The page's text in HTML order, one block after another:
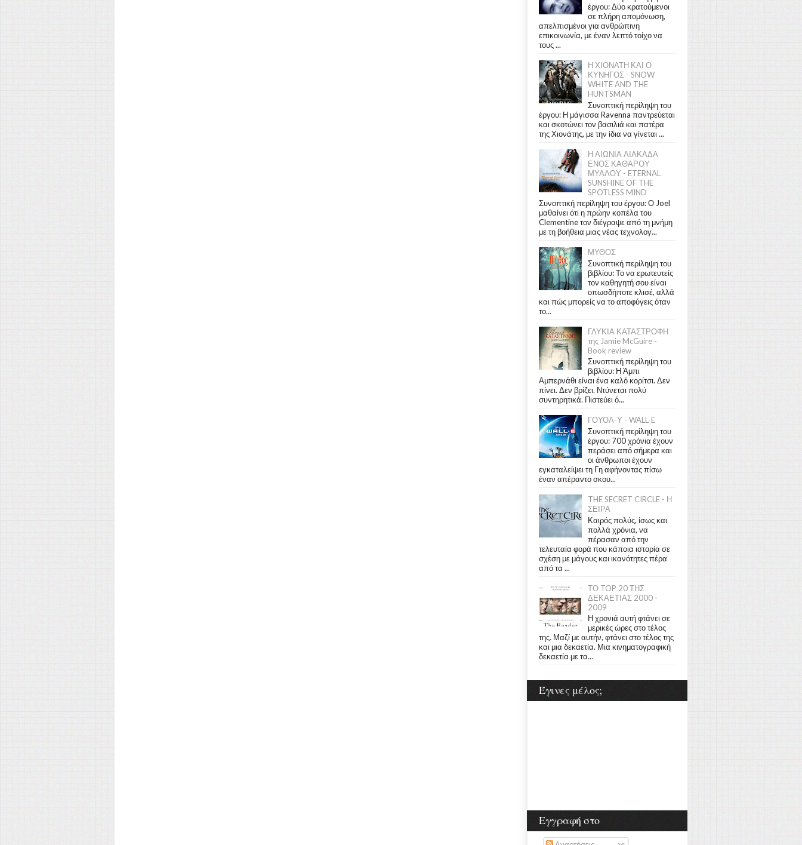
έργου: Δύο κρατούμενοι
σε πλήρη απομόνωση,
απελπισμένοι για ανθρώπινη
επικοινωνία, με έναν λεπτό τοίχο να
τους ...
Η ΧΙΟΝΑΤΗ ΚΑΙ Ο
ΚΥΝΗΓΟΣ - SNOW
WHITE AND THE
HUNTSMAN
Συνοπτική περίληψη του
έργου: Η μάγισσα Ravenna παντρεύεται
και σκοτώνει τον βασιλιά και πατέρα
της Χιονάτης, με την ίδια να γίνεται ...
Η ΑΙΩΝΙΑ ΛΙΑΚΑΔΑ
ΕΝΟΣ ΚΑΘΑΡΟΥ
ΜΥΑΛΟΥ - ETERNAL
SUNSHINE OF THE
SPOTLESS MIND
Συνοπτική περίληψη του έργου: Ο Joel
μαθαίνει ότι η πρώην κοπέλα του
Clementine τον διέγραψε από τη μνήμη
με τη βοήθεια μιας νέας τεχνολογ...
ΜΥΘΟΣ
Συνοπτική περίληψη του
βιβλίου: Το να ερωτευτείς
τον καθηγητή σου είναι
οπωσδήποτε κλισέ, αλλά
και πώς μπορείς να το αποφύγεις όταν
το...
ΓΛΥΚΙΑ ΚΑΤΑΣΤΡΟΦΗ
της Jamie McGuire -
Book review
Συνοπτική περίληψη του
βιβλίου: Η Άμπι
Αμπερνάθι είναι ένα καλό κορίτσι. Δεν
πίνει. Δεν βρίζει. Ντύνεται πολύ
συντηρητικά. Πιστεύει ό...
ΓΟΥΟΛ-Υ - WALL-E
Συνοπτική περίληψη του
έργου: 700 χρόνια έχουν
περάσει από σήμερα και
οι άνθρωποι έχουν
εγκαταλείψει τη Γη αφήνοντας πίσω
έναν απέραντο σκου...
THE SECRET CIRCLE - Η
ΣΕΙΡΑ
Καιρός πολύς, ίσως και
πολλά χρόνια, να
πέρασαν από την
τελευταία φορά που κάποια ιστορία σε
σχέση με μάγους και ικανότητες πέρα
από τα ...
ΤΟ TOP 20 ΤΗΣ
ΔΕΚΑΕΤΙΑΣ 2000 -
2009
Η χρονιά αυτή φτάνει σε
μερικές ώρες στο τέλος
της. Μαζί με αυτήν, φτάνει στο τέλος της
και μια δεκαετία. Μια κινηματογραφική
δεκαετία με τα...
Έγινες μέλος;
Εγγραφή στο